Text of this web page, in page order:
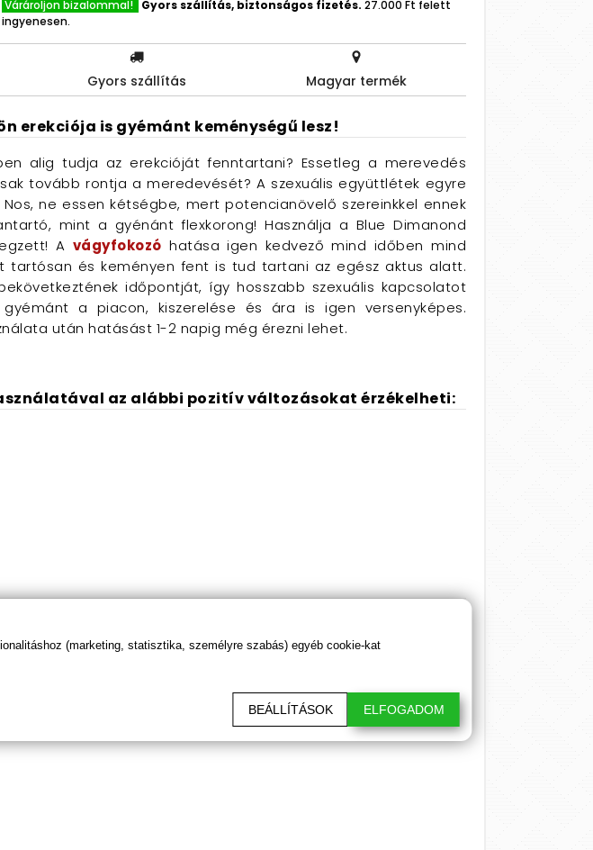
Várároljon bizalommal! Gyors szállítás, biztonságos fizetés. 27.000 Ft felett
ingyenesen.
Gyors szállítás Magyar termék
erekciója is gyémánt keménységű lesz!
alig tudja az erekcióját fenntartani? Essetleg a merevedés
tovább rontja a meredevését? A szexuális együttlétek egyre
ne essen kétségbe, mert potencianövelő szereinkkel ennek
mint a gyénánt flexkorong! Használja a Blue Dimanond
A vágyfokozó hatása igen kedvező mind időben mind
tartósan és keményen fent is tud tartani az egész aktus alatt.
időpontját, így hosszabb szexuális kapcsolatot
a piacon, kiszerelése és ára is igen versenyképes.
után hatásást 1-2 napig még érezni lehet.
az alábbi pozitív változásokat érzékelheti:
(marketing, statisztika, személyre szabás) egyéb cookie-kat
BEÁLLÍTÁSOK ELFOGADOM